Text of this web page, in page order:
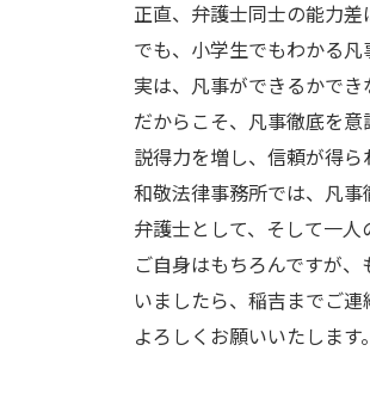
正直、弁護士同士の能力差
でも、小学生でもわかる凡
実は、凡事ができるかでき
だからこそ、凡事徹底を
説得力を増し、信頼が得ら
和敬法律事務所では、凡事
弁護士として、そして一
ご自身はもちろんですが
いましたら、稲吉までご連
よろしくお願いいたします。